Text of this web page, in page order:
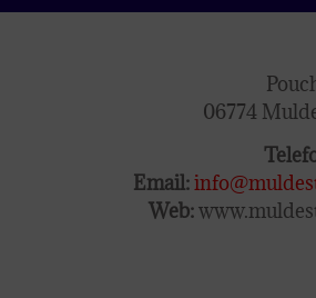
06774
Email:
Web: